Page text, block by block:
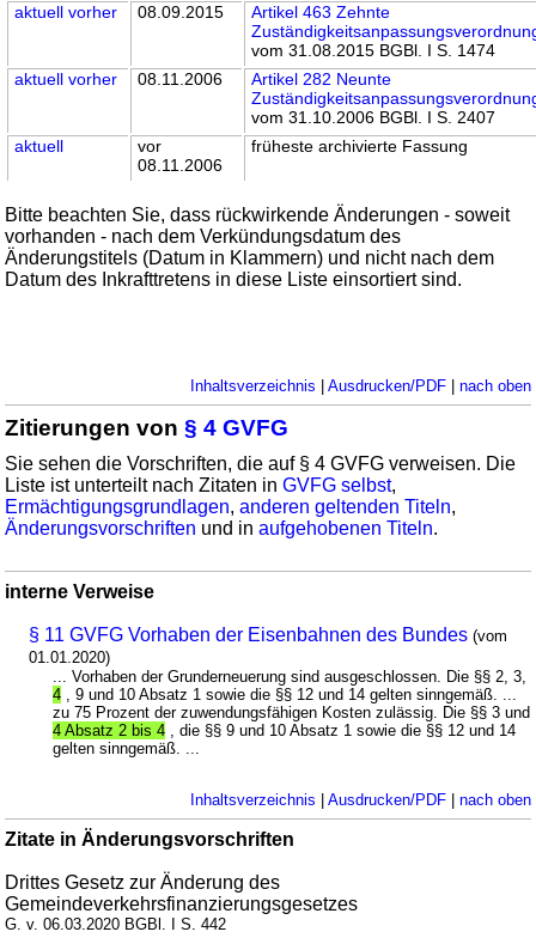
aktuell vorher 08.09.2015
Artikel 463 Zehnte
vom 31.08.2015 BGBl. I S. 1474
aktuell vorher 08.11.2006
Artikel 282 Neunte
vom 31.10.2006 BGBl. I S. 2407
aktuell
vor
08.11.2006
früheste archivierte Fassung
Bitte beachten Sie, dass rückwirkende Änderungen - soweit
vorhanden - nach dem Verkündungsdatum des
Änderungstitels (Datum in Klammern) und nicht nach dem
Datum des Inkrafttretens in diese Liste einsortiert sind.
Inhaltsverzeichnis Ausdrucken/PDF| nach oben
Zitierungen von§ 4 GVFG
Sie sehen die Vorschriften, die auf § 4 GVFG verweisen. Die
Liste ist unterteilt nach Zitaten inGVFG selbst,
Ermächtigungsgrundlagen,anderen geltenden Titeln,
Änderungsvorschriften und inaufgehobenen Titeln.
interne Verweise
§ 11 GVFG Vorhaben der Eisenbahnen des Bundes (vom
01.01.2020)
... Vorhaben der Grunderneuerung sind ausgeschlossen. Die §§ 2, 3,
4 , 9 und 10 Absatz 1 sowie die §§ 12 und 14 gelten sinngemäß. ...
zu 75 Prozent der zuwendungsfähigen Kosten zulässig. Die §§ 3 und
4 Absatz 2 bis 4 , die §§ 9 und 10 Absatz 1 sowie die §§ 12 und 14
gelten sinngemäß. ...
Inhaltsverzeichnis Ausdrucken/PDF| nach oben
Zitate in Änderungsvorschriften
Drittes Gesetz zur Änderung des
Gemeindeverkehrsfinanzierungsgesetzes
G. v. 06.03.2020 BGBl. I S. 442